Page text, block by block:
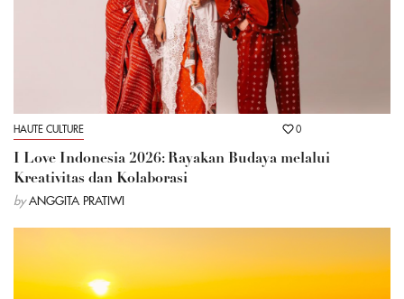
HAUTE CULTURE 0
I Love Indonesia 2026: Rayakan Budaya melalui
Kreativitas dan Kolaborasi
by ANGGITA PRATIWI